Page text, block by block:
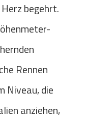
begehrt.
Rennen
Niveau, die
anziehen,